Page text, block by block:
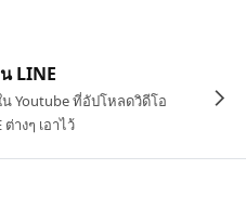
LINE
น Youtube ที่อัปโหลดวิดีโอ
างๆ เอาไว้